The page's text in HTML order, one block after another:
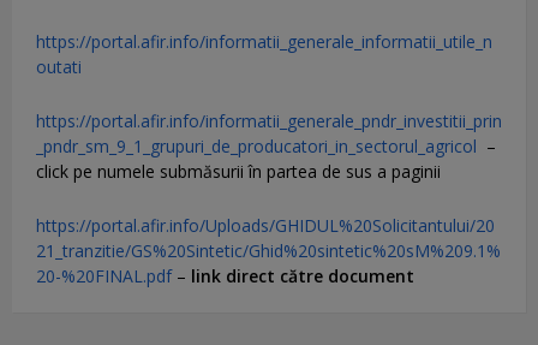
https://portal.afir.info/informatii_generale_informatii_utile_n
outati
https://portal.afir.info/informatii_generale_pndr_investitii_prin
_pndr_sm_9_1_grupuri_de_producatori_in_sectorul_agricol –
click pe numele submăsurii în partea de sus a paginii
https://portal.afir.info/Uploads/GHIDUL%20Solicitantului/20
21_tranzitie/GS%20Sintetic/Ghid%20sintetic%20sM%209.1%
20-%20FINAL.pdf– link direct către document